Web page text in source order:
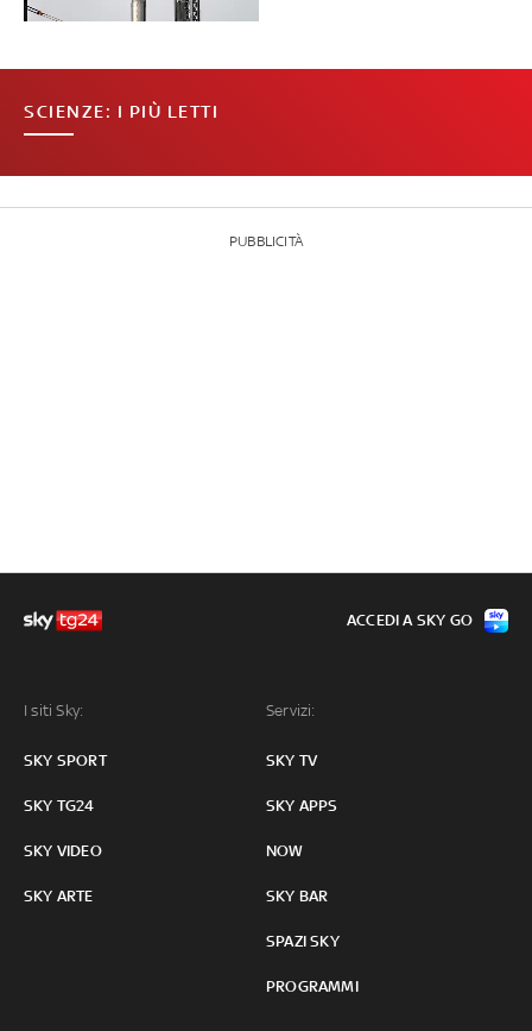
SCIENZE: I PIÙ LETTI
PUBBLICITÀ
I siti Sky:
SKY SPORT
SKY TG24
SKY VIDEO
SKY ARTE
Servizi:
SKY TV
SKY APPS
NOW
SKY BAR
SPAZI SKY
PROGRAMMI
ACCEDI A SKY GO